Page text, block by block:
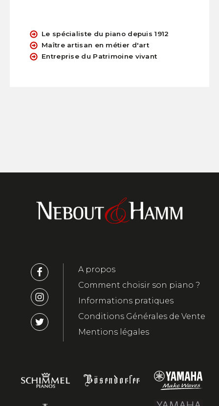
Le spécialiste du piano depuis 1912
Maître artisan en métier d'art
Entreprise du Patrimoine vivant
A propos
Comment choisir son piano ?
Informations pratiques
Conditions Générales de Vente
Mentions légales